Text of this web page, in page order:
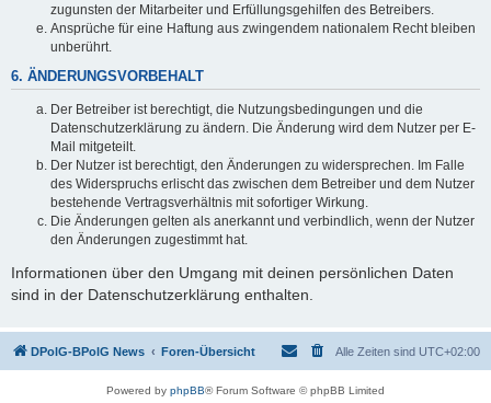
zugunsten der Mitarbeiter und Erfüllungsgehilfen des Betreibers.
Ansprüche für eine Haftung aus zwingendem nationalem Recht bleiben
unberührt.
6. ÄNDERUNGSVORBEHALT
Der Betreiber ist berechtigt, die Nutzungsbedingungen und die
Datenschutzerklärung zu ändern. Die Änderung wird dem Nutzer per E-
Mail mitgeteilt.
Der Nutzer ist berechtigt, den Änderungen zu widersprechen. Im Falle
des Widerspruchs erlischt das zwischen dem Betreiber und dem Nutzer
bestehende Vertragsverhältnis mit sofortiger Wirkung.
Die Änderungen gelten als anerkannt und verbindlich, wenn der Nutzer
den Änderungen zugestimmt hat.
Informationen über den Umgang mit deinen persönlichen Daten
sind in der Datenschutzerklärung enthalten.
DPolG-BPolG News Foren-Übersicht Alle Zeiten sind UTC+02:00
Powered by phpBB® Forum Software © phpBB Limited